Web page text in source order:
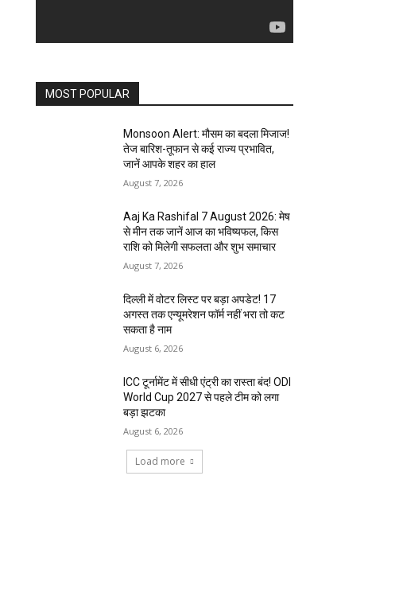
MOST POPULAR
Monsoon Alert: मौसम का बदला मिजाज!
तेज बारिश-तूफान से कई राज्य प्रभावित,
जानें आपके शहर का हाल
August 7, 2026
Aaj Ka Rashifal 7 August 2026: मेष
से मीन तक जानें आज का भविष्यफल, किस
राशि को मिलेगी सफलता और शुभ समाचार
August 7, 2026
दिल्ली में वोटर लिस्ट पर बड़ा अपडेट! 17
अगस्त तक एन्यूमरेशन फॉर्म नहीं भरा तो कट
सकता है नाम
August 6, 2026
ICC टूर्नामेंट में सीधी एंट्री का रास्ता बंद! ODI
World Cup 2027 से पहले टीम को लगा
बड़ा झटका
August 6, 2026
Load more